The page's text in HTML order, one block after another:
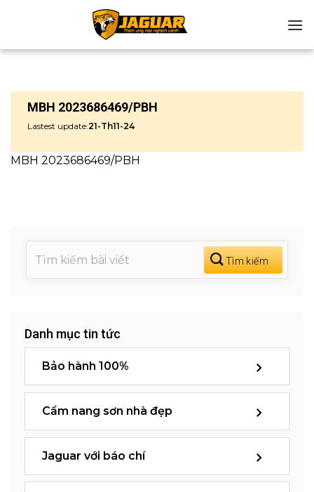
MBH 2023686469/PBH
Lastest update:21-Th11-24
MBH 2023686469/PBH
Danh mục tin tức
Bảo hành 100%
Cẩm nang sơn nhà đẹp
Jaguar với báo chí